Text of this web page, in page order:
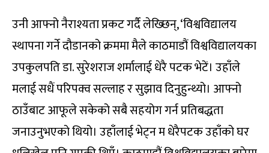
उनी आफ्नो नैराश्यता प्रकट गर्दै लेख्छिन्, ‘विश्वविद्यालय
स्थापना गर्ने दौडानको क्रममा मैले काठमाडौं विश्वविद्यालयका
उपकुलपति डा. सुरेशराज शर्मालाई धेरै पटक भेटें। उहाँले
मलाई सधैं परिपक्व सल्लाह र सुझाव दिनुहुन्थ्यो। आफ्नो
ठाउँबाट आफूले सकेको सबै सहयोग गर्न प्रतिबद्धता
जनाउनुभएको थियो। उहाँलाई भेट्न म धेरैपटक उहाँको घर